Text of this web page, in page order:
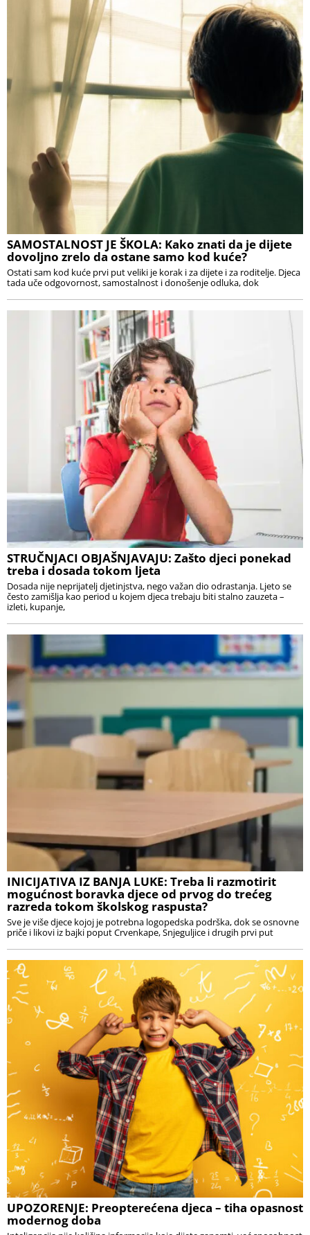
SAMOSTALNOST JE ŠKOLA: Kako znati da je dijete
dovoljno zrelo da ostane samo kod kuće?
Ostati sam kod kuće prvi put veliki je korak i za dijete i za roditelje. Djeca
tada uče odgovornost, samostalnost i donošenje odluka, dok
STRUČNJACI OBJAŠNJAVAJU: Zašto djeci ponekad
treba i dosada tokom ljeta
Dosada nije neprijatelj djetinjstva, nego važan dio odrastanja. Ljeto se
često zamišlja kao period u kojem djeca trebaju biti stalno zauzeta –
izleti, kupanje,
INICIJATIVA IZ BANJA LUKE: Treba li razmotirit
mogućnost boravka djece od prvog do trećeg
razreda tokom školskog raspusta?
Sve je više djece kojoj je potrebna logopedska podrška, dok se osnovne
priče i likovi iz bajki poput Crvenkape, Snjeguljice i drugih prvi put
UPOZORENJE: Preopterećena djeca – tiha opasnost
modernog doba